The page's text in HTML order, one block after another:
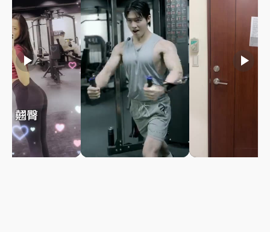
play_arrow play_arrow play_arrow